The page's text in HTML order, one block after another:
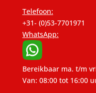
Telefoon:
+31- (0)53-7701971
WhatsApp:
Bereikbaar ma. t/m
Van: 08:00 tot 16:00